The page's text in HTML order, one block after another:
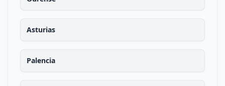
Asturias
Palencia